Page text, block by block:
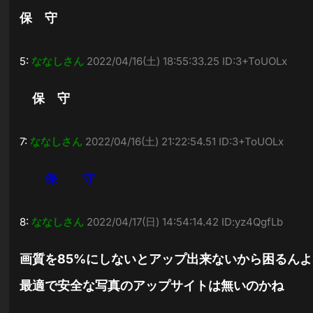
保 守
5: ななしさん 2022/04/16(土) 18:55:33.25 ID:3+ToUOLx
保 守
7: ななしさん 2022/04/16(土) 21:22:54.51 ID:3+ToUOLx
保 守
8: ななしさん 2022/04/17(日) 14:54:14.42 ID:yz4QgfLb
画質を85%にしないとアップ出来ないから困るん
最適で安全な写真のアップサイトは無いのかね